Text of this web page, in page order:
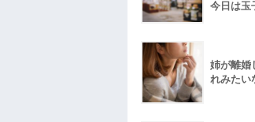
【衝撃】報酬100万
【ネット騒然】惨殺
【愕然】白のクラウ
wwwwwwwwwwww
百年の恋12-899 食べ
【悲報】佐藤輝明・
今日は玉
姉が離婚
れみたい